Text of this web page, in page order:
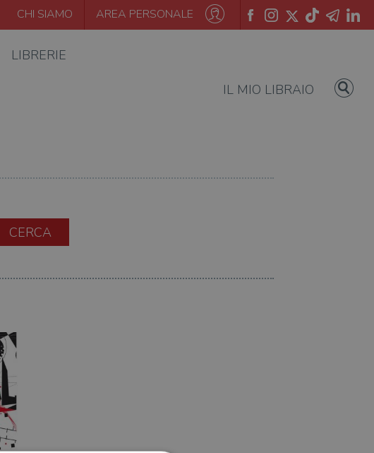
CHI SIAMO AREA PERSONALE
LIBRERIE
IL MIO LIBRAIO